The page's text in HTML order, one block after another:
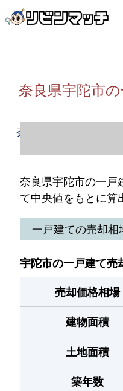
奈良県宇陀市
奈良県宇陀市の一
奈良県宇陀市の一戸
て中央値をもとに算
一戸建ての売却相
宇陀市の一戸建て売
売却価格相場
建物面積
土地面積
築年数